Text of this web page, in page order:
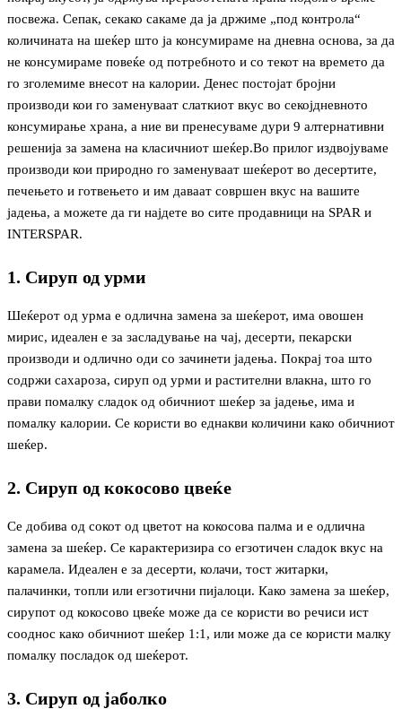
посвежа. Сепак, секако сакаме да ја држиме „под контрола“
количината на шеќер што ја консумираме на дневна основа, за да
не консумираме повеќе од потребното и со текот на времето да
го зголемиме внесот на калории. Денес постојат бројни
производи кои го заменуваат слаткиот вкус во секојдневното
консумирање храна, а ние ви пренесуваме дури 9 алтернативни
решенија за замена на класичниот шеќер.Во прилог издвојуваме
производи кои природно го заменуваат шеќерот во десертите,
печењето и готвењето и им даваат совршен вкус на вашите
јадења, а можете да ги најдете во сите продавници на SPAR и
INTERSPAR.
1. Сируп од урми
Шеќерот од урма е одлична замена за шеќерот, има овошен
мирис, идеален е за засладување на чај, десерти, пекарски
производи и одлично оди со зачинети јадења. Покрај тоа што
содржи сахароза, сируп од урми и растителни влакна, што го
прави помалку сладок од обичниот шеќер за јадење, има и
помалку калории. Се користи во еднакви количини како обичниот
шеќер.
2. Сируп од кокосово цвеќе
Се добива од сокот од цветот на кокосова палма и е одлична
замена за шеќер. Се карактеризира со егзотичен сладок вкус на
карамела. Идеален е за десерти, колачи, тост житарки,
палачинки, топли или егзотични пијалоци. Како замена за шеќер,
сирупот од кокосово цвеќе може да се користи во речиси ист
сооднос како обичниот шеќер 1:1, или може да се користи малку
помалку посладок од шеќерот.
3. Сируп од јаболко